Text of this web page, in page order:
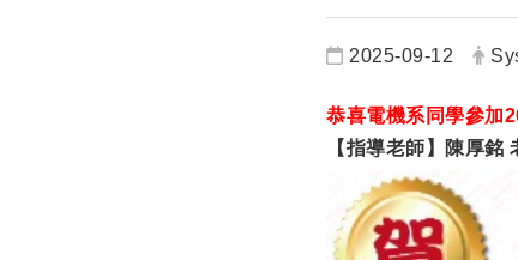
日期：
2025-09-12 發
恭喜電機系同學參加
【指導老師】陳厚銘